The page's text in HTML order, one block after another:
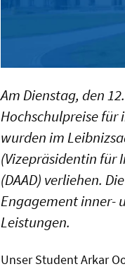
Am Dienstag, den
Hochschulpreise
wurden im
(Vizepräsidentin für
(DAAD) verliehen.
Engagement inner-
Leistungen.
Unser Student Arkar